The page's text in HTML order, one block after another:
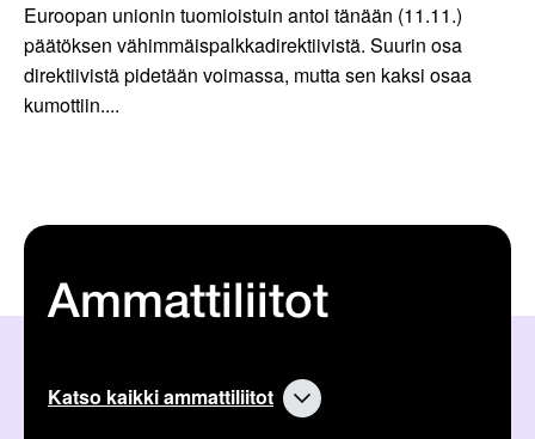
Euroopan unionin tuomioistuin antoi tänään (11.11.)
päätöksen vähimmäispalkkadirektiivistä. Suurin osa
direktiivistä pidetään voimassa, mutta sen kaksi osaa
kumottiin....
Ammattiliitot
Katso kaikki ammattiliitot